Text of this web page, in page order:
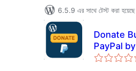
6.5.9 এর সাথে টেস্ট করা হয়েছে
Donate
PayPal